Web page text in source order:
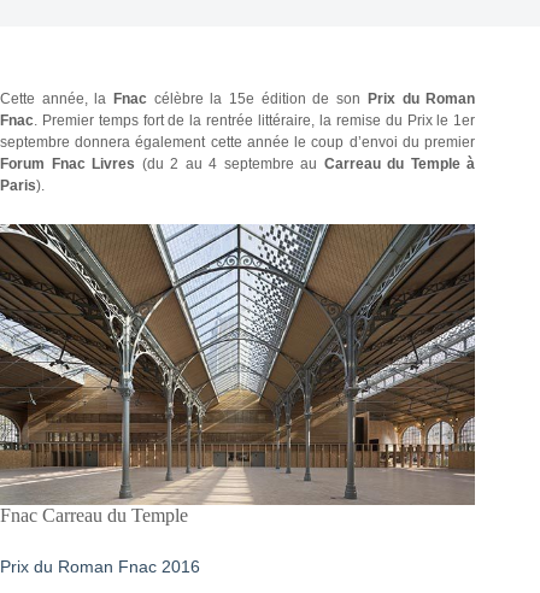
Cette année, la Fnac célèbre la 15e édition de son
Prix du Roman
Fnac. Premier temps fort de la rentrée littéraire, la remise du Prix le 1er
septembre donnera également cette année le coup d’envoi du premier
Forum Fnac Livres (du 2 au 4 septembre au Carreau du Temple à
Paris).
Fnac Carreau du Temple
Prix du Roman Fnac 2016